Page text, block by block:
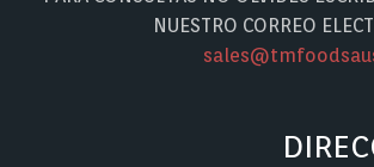
NUESTRO CORREO